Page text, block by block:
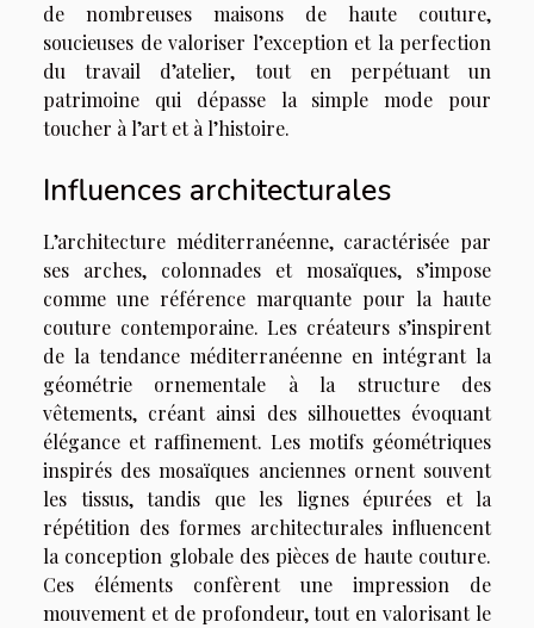
de nombreuses maisons de haute couture,
soucieuses de valoriser l’exception et la perfection
du travail d’atelier, tout en perpétuant un
patrimoine qui dépasse la simple mode pour
toucher à l’art et à l’histoire.
Influences architecturales
L’architecture méditerranéenne, caractérisée par
ses arches, colonnades et mosaïques, s’impose
comme une référence marquante pour la haute
couture contemporaine. Les créateurs s’inspirent
de la tendance méditerranéenne en intégrant la
géométrie ornementale à la structure des
vêtements, créant ainsi des silhouettes évoquant
élégance et raffinement. Les motifs géométriques
inspirés des mosaïques anciennes ornent souvent
les tissus, tandis que les lignes épurées et la
répétition des formes architecturales influencent
la conception globale des pièces de haute couture.
Ces éléments confèrent une impression de
mouvement et de profondeur, tout en valorisant le